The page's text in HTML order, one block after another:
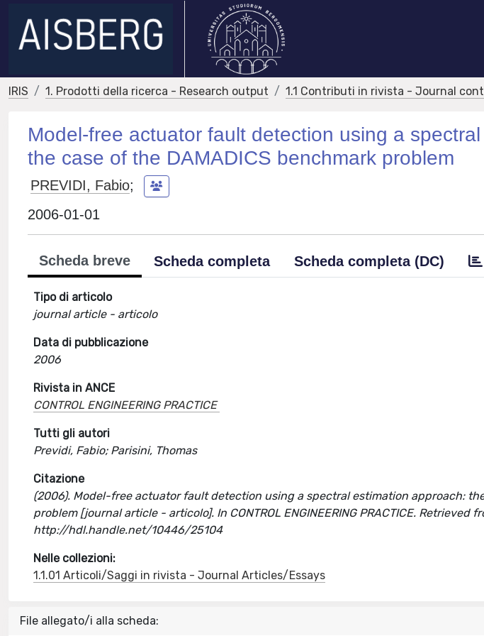
IRIS 1. Prodotti della ricerca - Research output 1.1 Contributi in rivista - Journal
Model-free actuator fault detection using a
the case of the DAMADICS benchmark problem
PREVIDI, Fabio;
2006-01-01
Scheda breve Scheda completa Scheda completa (DC)
Tipo di articolo
journal article - articolo
Data di pubblicazione
2006
Rivista in ANCE
CONTROL ENGINEERING PRACTICE
Tutti gli autori
Previdi, Fabio; Parisini, Thomas
Citazione
(2006). Model-free actuator fault detection using a spectral estimation approach:
problem [journal article - articolo]. In CONTROL ENGINEERING PRACTICE. Retrieved
http://hdl.handle.net/10446/25104
Nelle collezioni:
1.1.01 Articoli/Saggi in rivista - Journal Articles/Essays
File allegato/i alla scheda: